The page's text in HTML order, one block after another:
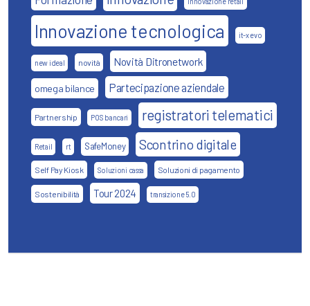
Innovazione tecnologica it-x evo
new ideal novità Novità Ditronetwork
omega bilance Partecipazione aziendale
Partnership POS bancari registratori telematici
Retail rt SafeMoney Scontrino digitale
Self Pay Kiosk Soluzioni cassa Soluzioni di pagamento
Sostenibilità Tour 2024 transizione 5.0